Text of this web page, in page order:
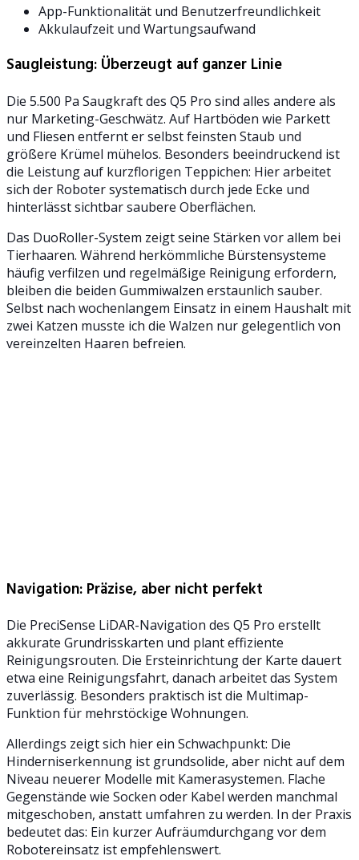
App-Funktionalität und Benutzerfreundlichkeit
Akkulaufzeit und Wartungsaufwand
Saugleistung: Überzeugt auf ganzer Linie
Die 5.500 Pa Saugkraft des Q5 Pro sind alles andere als
nur Marketing-Geschwätz. Auf Hartböden wie Parkett
und Fliesen entfernt er selbst feinsten Staub und
größere Krümel mühelos. Besonders beeindruckend ist
die Leistung auf kurzflorigen Teppichen: Hier arbeitet
sich der Roboter systematisch durch jede Ecke und
hinterlässt sichtbar saubere Oberflächen.
Das DuoRoller-System zeigt seine Stärken vor allem bei
Tierhaaren. Während herkömmliche Bürstensysteme
häufig verfilzen und regelmäßige Reinigung erfordern,
bleiben die beiden Gummiwalzen erstaunlich sauber.
Selbst nach wochenlangem Einsatz in einem Haushalt mit
zwei Katzen musste ich die Walzen nur gelegentlich von
vereinzelten Haaren befreien.
Navigation: Präzise, aber nicht perfekt
Die PreciSense LiDAR-Navigation des Q5 Pro erstellt
akkurate Grundrisskarten und plant effiziente
Reinigungsrouten. Die Ersteinrichtung der Karte dauert
etwa eine Reinigungsfahrt, danach arbeitet das System
zuverlässig. Besonders praktisch ist die Multimap-
Funktion für mehrstöckige Wohnungen.
Allerdings zeigt sich hier ein Schwachpunkt: Die
Hinderniserkennung ist grundsolide, aber nicht auf dem
Niveau neuerer Modelle mit Kamerasystemen. Flache
Gegenstände wie Socken oder Kabel werden manchmal
mitgeschoben, anstatt umfahren zu werden. In der Praxis
bedeutet das: Ein kurzer Aufräumdurchgang vor dem
Robotereinsatz ist empfehlenswert.